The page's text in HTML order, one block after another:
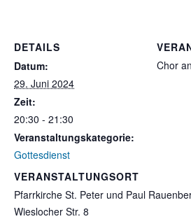
DETAILS
Datum:
29. Juni 2024
Zeit:
20:30 - 21:30
Veranstaltungskategorie:
Gottesdienst
VERANSTALTUNGSORT
Pfarrkirche St. Peter und Paul
Wieslocher Str. 8
Chor